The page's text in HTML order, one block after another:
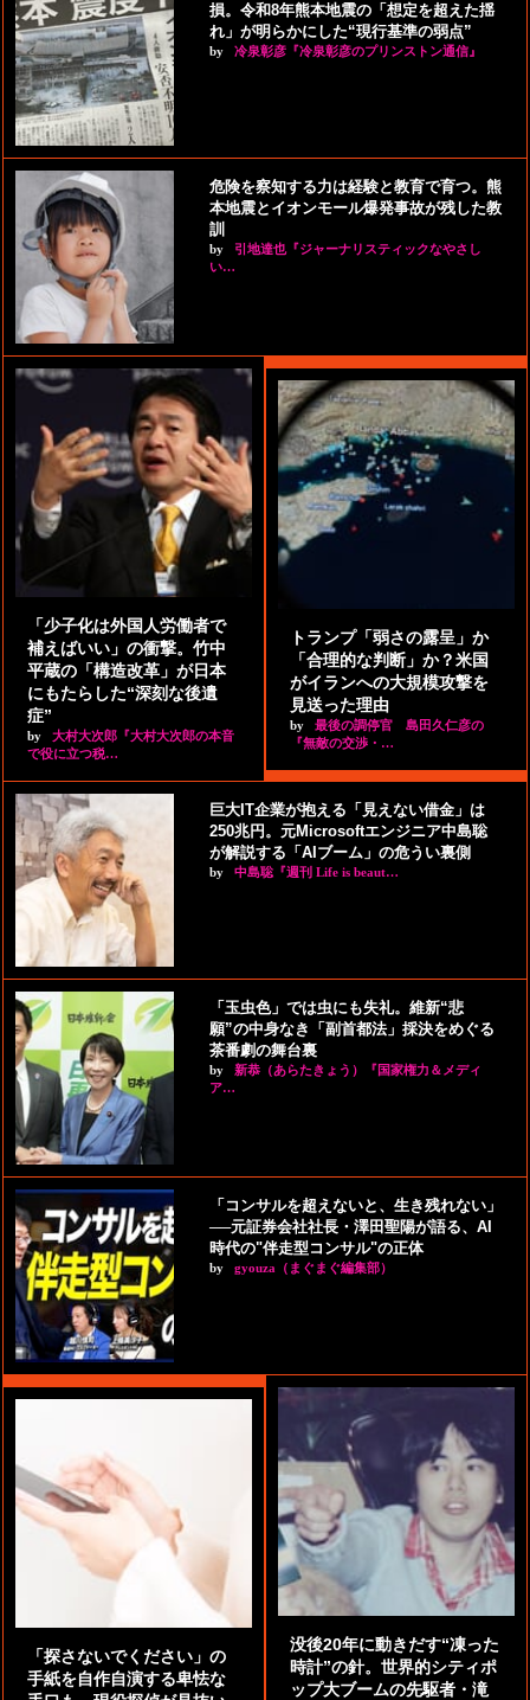
損。令和8年熊本地震の「想定を超えた揺
れ」が明らかにした“現行基準の弱点”
by 冷泉彰彦『冷泉彰彦のプリンストン通信』
危険を察知する力は経験と教育で育つ。熊
本地震とイオンモール爆発事故が残した教
訓
by
引地達也『ジャーナリスティックなやさし
い…
「少子化は外国人労働者で
補えばいい」の衝撃。竹中
平蔵の「構造改革」が日本
にもたらした“深刻な後遺
症”
by
大村大次郎『大村大次郎の本音
で役に立つ税…
トランプ「弱さの露呈」か
「合理的な判断」か？米国
がイランへの大規模攻撃を
見送った理由
by
最後の調停官 島田久仁彦の
『無敵の交渉・…
巨大IT企業が抱える「見えない借金」は
250兆円。元Microsoftエンジニア中島聡
が解説する「AIブーム」の危うい裏側
by 中島聡『週刊 Life is beaut…
「玉虫色」では虫にも失礼。維新“悲
願”の中身なき「副首都法」採決をめぐる
茶番劇の舞台裏
by
新恭（あらたきょう）『国家権力＆メディ
ア…
「コンサルを超えないと、生き残れない」
──元証券会社社長・澤田聖陽が語る、AI
時代の"伴走型コンサル"の正体
by gyouza（まぐまぐ編集部）
「探さないでください」の
手紙を自作自演する卑怯な
没後20年に動きだす“凍った
時計”の針。世界的シティポ
ップ大ブームの先駆者・滝